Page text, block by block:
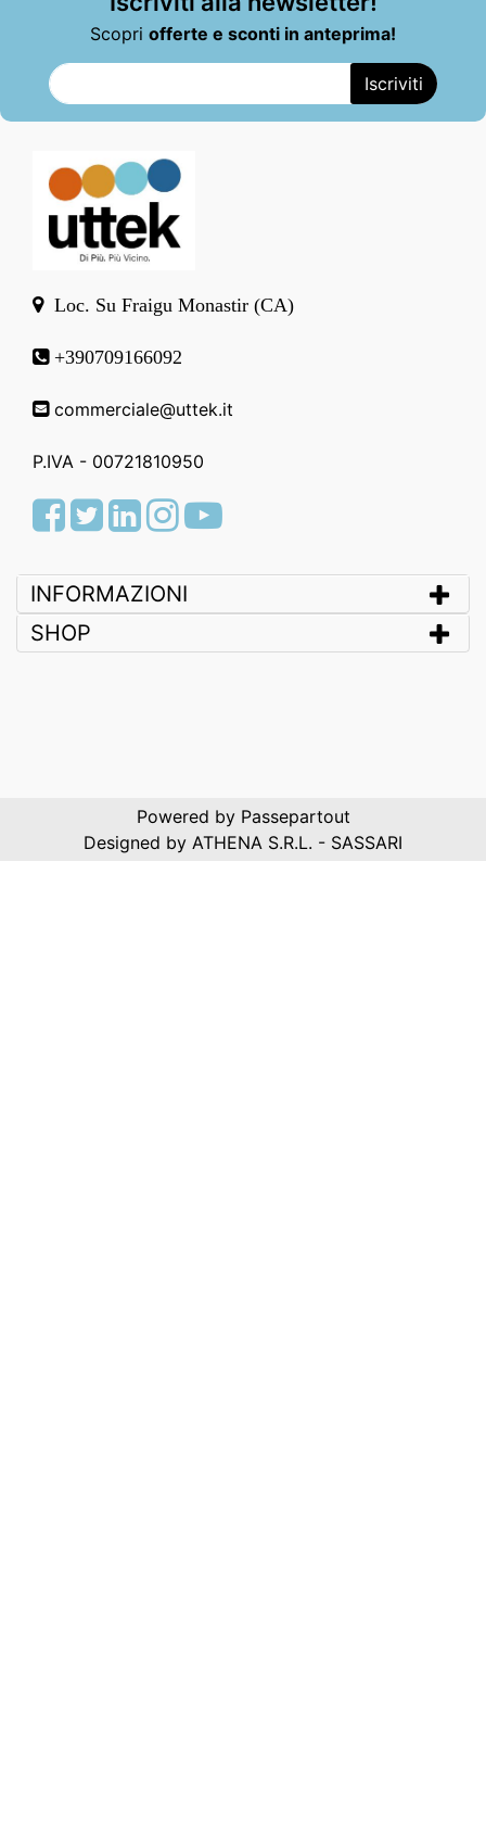
Scopri offerte e sconti in anteprima!
Loc. Su Fraigu Monastir (CA)
+390709166092
commerciale@uttek.it
P.IVA - 00721810950
Facebook
TwitterLinkedInInstagram
Youtube
INFORMAZIONI
SHOP
Powered by Passepartout
Designed by ATHENA S.R.L. - SASSARI